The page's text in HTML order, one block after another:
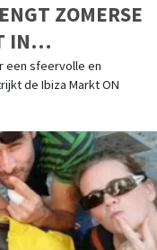
ZOMERSE
IN
een sfeervolle en
de Ibiza Markt ON